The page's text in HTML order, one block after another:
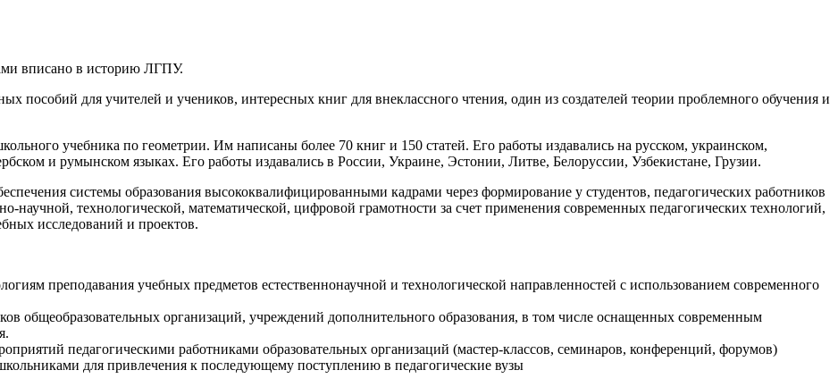
вписано в историю ЛГПУ.
пособий для учителей и учеников, интересных книг для внеклассного чтения, один из создателей теории проблемного обучения и
учебника по геометрии. Им написаны более 70 книг и 150 статей. Его работы издавались на русском, украинском,
и румынском языках. Его работы издавались в России, Украине, Эстонии, Литве, Белоруссии, Узбекистане, Грузии.
системы образования высококвалифицированными кадрами через формирование у студентов, педагогических работников
научной, технологической, математической, цифровой грамотности за счет применения современных педагогических технологий,
исследований и проектов.
преподавания учебных предметов естественнонаучной и технологической направленностей с использованием современного
общеобразовательных организаций, учреждений дополнительного образования, в том числе оснащенных современным
педагогическими работниками образовательных организаций (мастер-классов, семинаров, конференций, форумов)
для привлечения к последующему поступлению в педагогические вузы